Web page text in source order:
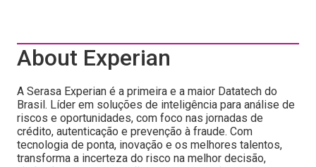
About Experian
A Serasa Experian é a primeira e a maior Datatech do
Brasil. Líder em soluções de inteligência para análise de
riscos e oportunidades, com foco nas jornadas de
crédito, autenticação e prevenção à fraude. Com
tecnologia de ponta, inovação e os melhores talentos,
transforma a incerteza do risco na melhor decisão,